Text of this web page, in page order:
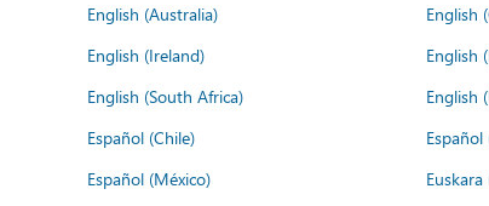
English (Australia)
English
English (Ireland)
English
English (South Africa)
English
Español (Chile)
Español (México)
Euskara